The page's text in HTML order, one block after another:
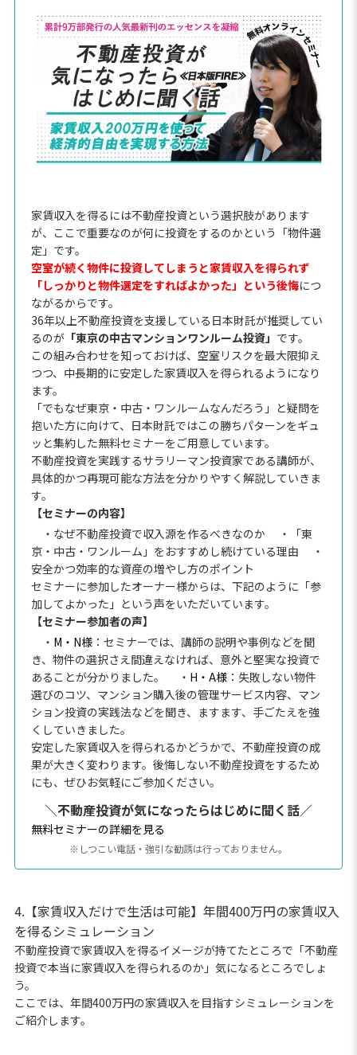
家賃収入を得るには不動産投資という選択肢があります
が、ここで重要なのが何に投資をするのかという「物件選
定」です。
空室が続く物件に投資してしまうと家賃収入を得られず
「しっかりと物件選定をすればよかった」という後悔につ
ながるからです。
36年以上不動産投資を支援している日本財託が推奨してい
るのが「東京の中古マンションワンルーム投資」 です。
この組み合わせを知っておけば、空室リスクを最大限抑え
つつ、中長期的に安定した家賃収入を得られるようになり
ます。
「でもなぜ東京・中古・ワンルームなんだろう」と疑問を
抱いた方に向けて、日本財託ではこの勝ちパターンをギュ
ッと集約した無料セミナーをご用意しています。
不動産投資を実践するサラリーマン投資家である講師が、
具体的かつ再現可能な方法を分かりやすく解説していきま
す。
【セミナーの内容】
・なぜ不動産投資で収入源を作るべきなのか
・「東
京・中古・ワンルーム」をおすすめし続けている理由
・
安全かつ効率的な資産の増やし方のポイント
セミナーに参加したオーナー様からは、下記のように「参
加してよかった」という声をいただいています。
【セミナー参加者の声】
・ M・N様：セミナーでは、講師の説明や事例などを聞
き、物件の選択さえ間違えなければ、意外と堅実な投資で
あることが分かりました。
・ H・A様：失敗しない物件
選びのコツ、マンション購入後の管理サービス内容、マン
ション投資の実践法などを聞き、ますます、手ごたえを強
くしていきました。
安定した家賃収入を得られるかどうかで、不動産投資の成
果が大きく変わります。後悔しない不動産投資をするため
にも、ぜひお気軽にご参加ください。
＼不動産投資が気になったらはじめに聞く話／
無料セミナーの詳細を見る
※しつこい電話・強引な勧誘は行っておりません。
4.【家賃収入だけで生活は可能】年間400万円の家賃収入
を得るシミュレーション
不動産投資で家賃収入を得るイメージが持てたところで「不動産
投資で本当に家賃収入を得られるのか」気になるところでしょ
う。
ここでは、年間400万円の家賃収入を目指すシミュレーションを
ご紹介します。